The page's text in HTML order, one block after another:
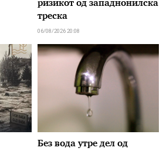
ризикот од западнонилска
треска
06/08/2026 20:08
Без вода утре дел од